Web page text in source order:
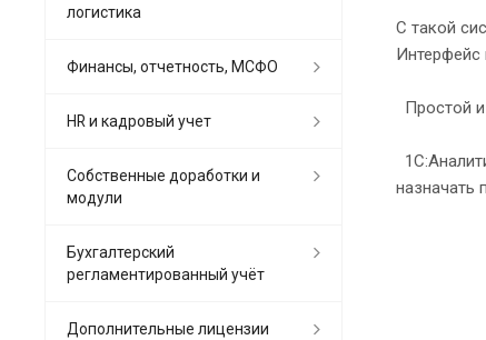
С такой
Интерфейс
Простой
назначать
логистика
Финансы, отчетность, МСФО
HR и кадровый учет
Собственные доработки и
модули
Бухгалтерский
регламентированный учёт
Дополнительные лицензии